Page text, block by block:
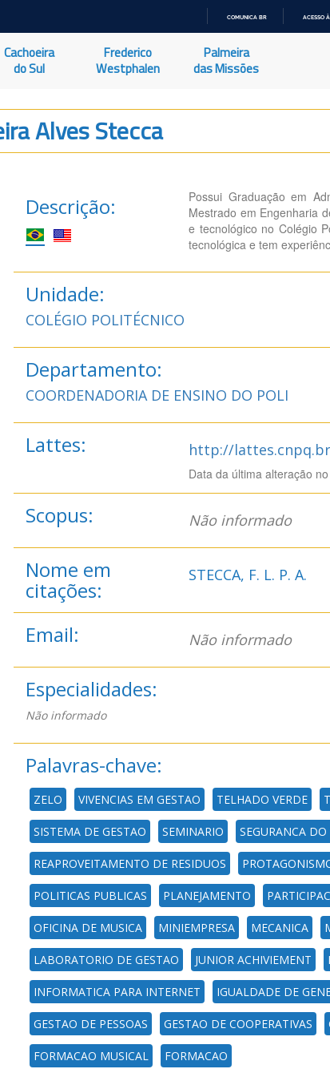
O
COMUNICA BR ACESSO
Cachoeira
do Sul
Frederico
Westphalen
Palmeira
das Missões
Alves Stecca
Descrição:
Possui Graduação em
Mestrado em Engenharia
e tecnológico no Colégio
tecnológica e tem
Unidade:
COLÉGIO POLITÉCNICO
Departamento:
COORDENADORIA DE ENSINO DO POLI
Lattes: http://
Data da última alteração
Scopus: Não informado
Nome em
citações:
STECCA, F. L. P. A.
Email: Não informado
Especialidades:
Não informado
Palavras-chave:
ZELO VIVENCIAS EM GESTAO TELHADO VERDE
SISTEMA DE GESTAO SEMINARIO SEGURANCA
REAPROVEITAMENTO DE RESIDUOS
POLITICAS PUBLICAS PLANEJAMENTO
OFICINA DE MUSICA MINIEMPRESA MECANICA
LABORATORIO DE GESTAO JUNIOR ACHIVIEMENT
INFORMATICA PARA INTERNET IGUALDADE DE
GESTAO DE PESSOAS GESTAO DE COOPERATIVAS
FORMACAO MUSICAL FORMACAO